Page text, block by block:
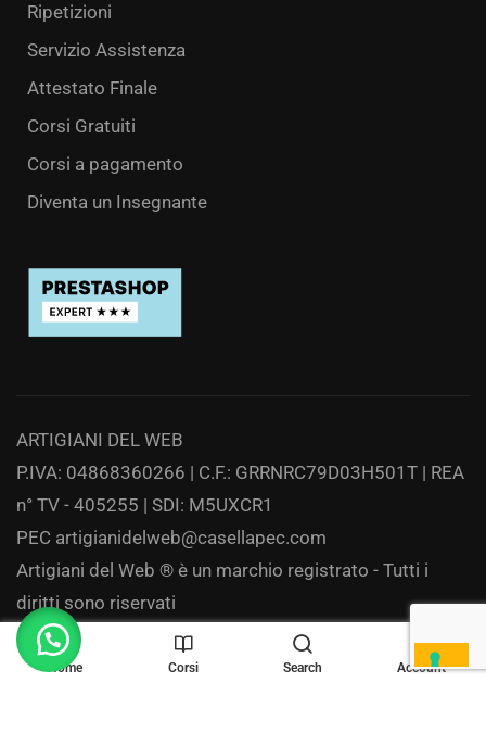
Ripetizioni
Servizio Assistenza
Attestato Finale
Corsi Gratuiti
Corsi a pagamento
Diventa un Insegnante
ARTIGIANI DEL WEB
P.IVA: 04868360266 | C.F.: GRRNRC79D03H501T | REA
n° TV - 405255 | SDI: M5UXCR1
PEC artigianidelweb@casellapec.com
Artigiani del Web ® è un marchio registrato - Tutti i
diritti sono riservati
Privacy
Home Corsi Search Account